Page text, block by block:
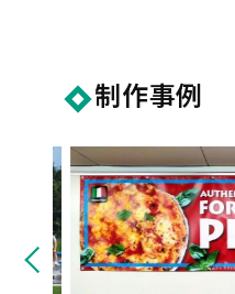
制作事例